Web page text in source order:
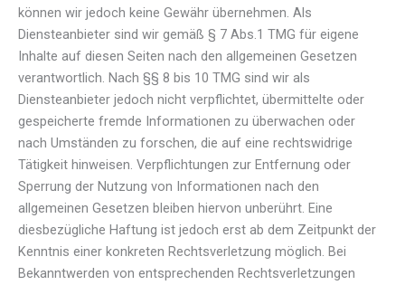
können wir jedoch keine Gewähr übernehmen. Als
Diensteanbieter sind wir gemäß § 7 Abs.1 TMG für eigene
Inhalte auf diesen Seiten nach den allgemeinen Gesetzen
verantwortlich. Nach §§ 8 bis 10 TMG sind wir als
Diensteanbieter jedoch nicht verpflichtet, übermittelte oder
gespeicherte fremde Informationen zu überwachen oder
nach Umständen zu forschen, die auf eine rechtswidrige
Tätigkeit hinweisen. Verpflichtungen zur Entfernung oder
Sperrung der Nutzung von Informationen nach den
allgemeinen Gesetzen bleiben hiervon unberührt. Eine
diesbezügliche Haftung ist jedoch erst ab dem Zeitpunkt der
Kenntnis einer konkreten Rechtsverletzung möglich. Bei
Bekanntwerden von entsprechenden Rechtsverletzungen